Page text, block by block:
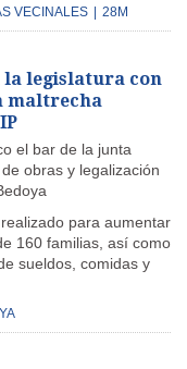
VECINALES 28M
la legislatura con
maltrecha
el bar de la junta
obras y legalización
para aumentar
160 familias, así como
sueldos, comidas y